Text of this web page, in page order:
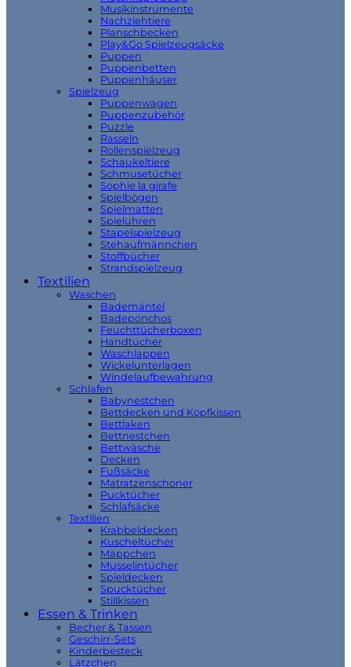
Musikinstrumente
Nachziehtiere
Planschbecken
Play&Go Spielzeugsäcke
Puppen
Puppenbetten
Puppenhäuser
Spielzeug
Puppenwagen
Puppenzubehör
Puzzle
Rasseln
Rollenspielzeug
Schaukeltiere
Schmusetücher
Sophie la girafe
Spielbögen
Spielmatten
Spieluhren
Stapelspielzeug
Stehaufmännchen
Stoffbücher
Strandspielzeug
Textilien
Waschen
Bademäntel
Badeponchos
Feuchttücherboxen
Handtücher
Waschlappen
Wickelunterlagen
Windelaufbewahrung
Schlafen
Babynestchen
Bettdecken und Kopfkissen
Bettlaken
Bettnestchen
Bettwäsche
Decken
Fußsäcke
Matratzenschoner
Pucktücher
Schlafsäcke
Textilien
Krabbeldecken
Kuscheltücher
Mäppchen
Musselintücher
Spieldecken
Spucktücher
Stillkissen
Essen & Trinken
Becher & Tassen
Geschirr-Sets
Kinderbesteck
Lätzchen